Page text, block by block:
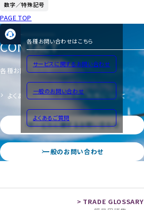
数字／特殊記号
PAGE TOP
各種お問い合わせはこちら
サービスに関するお問い合わせ
一般のお問い合わせ
よくあるご質問
CONTACT
各種お問い合わせ
よくあるご質問 サイトのご利用について
サービスに関するお問い合わせ
一般のお問い合わせ